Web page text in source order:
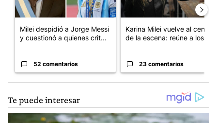
Milei despidió a Jorge Messi
y cuestionó a quienes crit...
52 comentarios
Karina Milei vuelve al centro
de la escena: reúne a los...
23 comentarios